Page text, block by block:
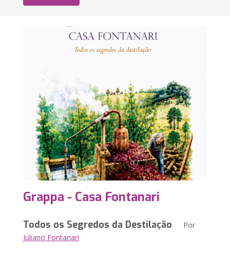
Grappa - Casa Fontanari
Todos os Segredos da Destilação Por
Juliano Fontanari